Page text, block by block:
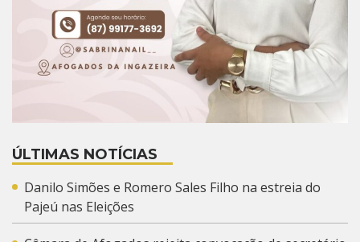
ÚLTIMAS NOTÍCIAS
Danilo Simões e Romero Sales Filho na estreia do
Pajeú nas Eleições